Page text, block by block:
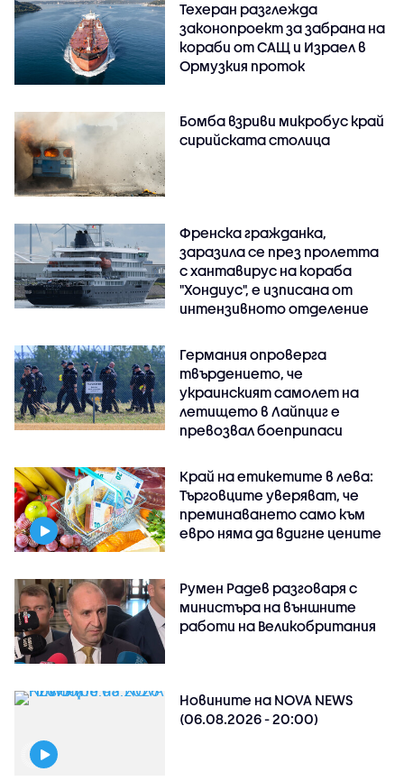
Техеран разглежда
законопроект за забрана на
кораби от САЩ и Израел в
Ормузкия проток
Бомба взриви микробус край
сирийската столица
Френска гражданка,
заразила се през пролетта
с хантавирус на кораба
"Хондиус", е изписана от
интензивното отделение
Германия опроверга
твърдението, че
украинският самолет на
летището в Лайпциг е
превозвал боеприпаси
Край на етикетите в лева:
Търговците уверяват, че
преминаването само към
евро няма да вдигне цените
Румен Радев разговаря с
министъра на външните
работи на Великобритания
Новините на NOVA NEWS
(06.08.2026 - 20:00)